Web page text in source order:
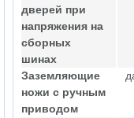
дверей при
напряжения на
сборных
шинах
Заземляющие
ножи с ручным
приводом